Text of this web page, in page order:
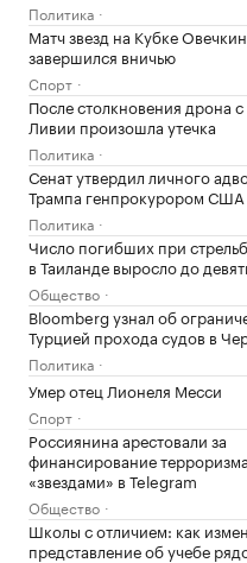
Политика
Матч звезд на Кубке
завершился вничью
Спорт
После столкновения дрона
Ливии произошла утечка
Политика
Сенат утвердил личного
Трампа генпрокурором США
Политика
Число погибших при
в Таиланде выросло до
Общество
Bloomberg узнал об
Турцией прохода судов в
Политика
Умер отец Лионеля Месси
Спорт
Россиянина арестовали за
финансирование терроризма
«звездами» в Telegram
Общество
Школы с отличием: как
представление об учебе